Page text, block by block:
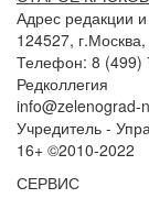
Адрес редакции
124527,
Телефон: 8 (499)
Редколлегия
info@zelenograd-
Учредитель -
16+ ©2010-2022
СЕРВИС